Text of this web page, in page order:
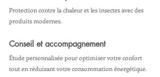
Protection contre la chaleur et les insectes avec des
produits modernes.
Conseil et accompagnement
Étude personnalisée pour optimiser votre confort
tout en réduisant votre consommation énergétique.